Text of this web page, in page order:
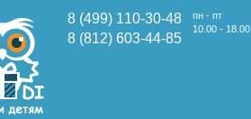
8 (499) 110-30-48
пн - пт
10.00 - 18.00
8 (812) 603-44-85